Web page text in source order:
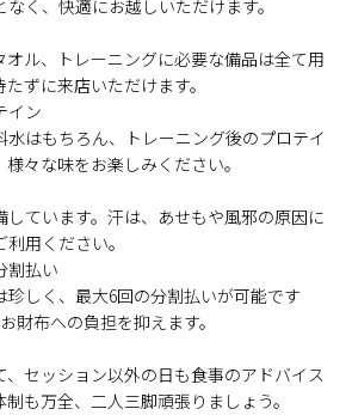
く、快適にお越しいただけます。
オル、トレーニングに必要な備品は全て用
ずに来店いただけます。
イン
水はもちろん、トレーニング後のプロテイ
々な味をお楽しみください。
しています。汗は、あせもや風邪の原因に
用ください。
割払い
珍しく、最大6回の分割払いが可能です
財布への負担を抑えます。
、セッション以外の日も食事のアドバイス
も万全、二人三脚頑張りましょう。